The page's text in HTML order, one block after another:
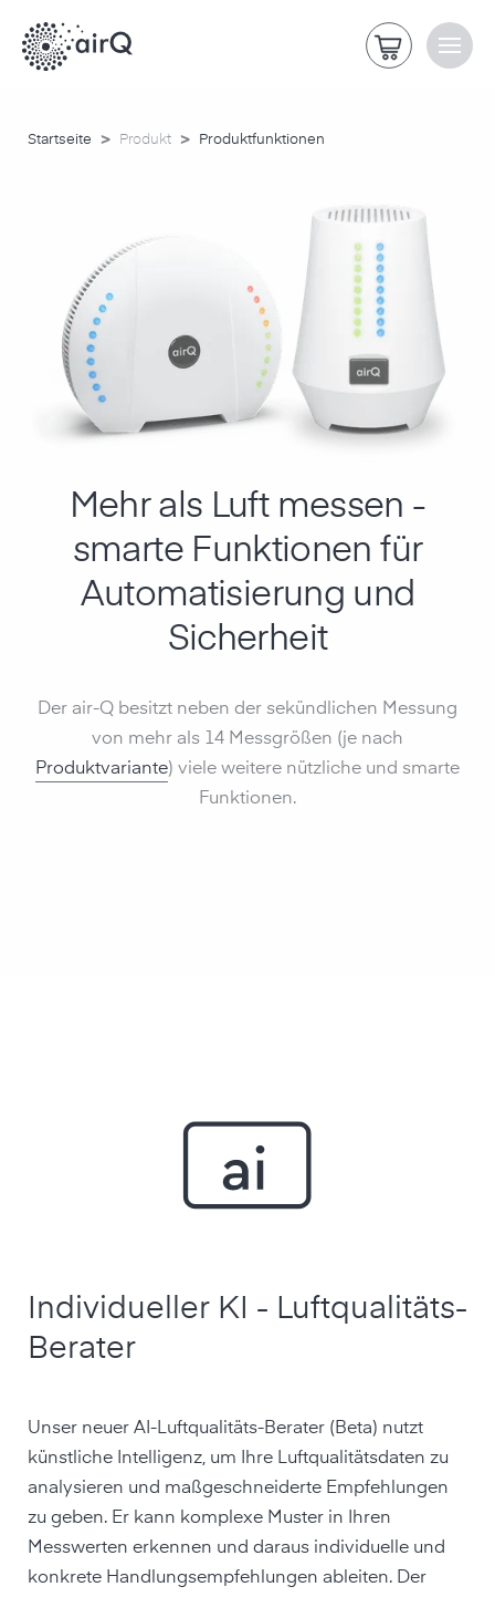
Startseite > Produkt > Produktfunktionen
Mehr als Luft messen -
smarte Funktionen für
Auto­matisierung und
Sicherheit
Der air-Q besitzt neben der sekündlichen Messung
von mehr als 14 Messgrößen (je nach
Produktvariante) viele weitere nützliche und smarte
Funktionen.
Individueller KI - Luftqualitäts-
Berater
Unser neuer AI-Luftqualitäts-Berater (Beta) nutzt
künstliche Intelligenz, um Ihre Luftqualitäts­daten zu
analysieren und maßgeschneiderte Empfehlungen
zu geben. Er kann komplexe Muster in Ihren
Messwerten erkennen und daraus individuelle und
konkrete Handlungsempfehlungen ableiten. Der